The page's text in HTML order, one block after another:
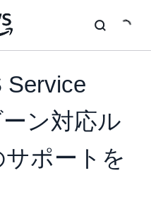
Service
ン対応ル
ポートを